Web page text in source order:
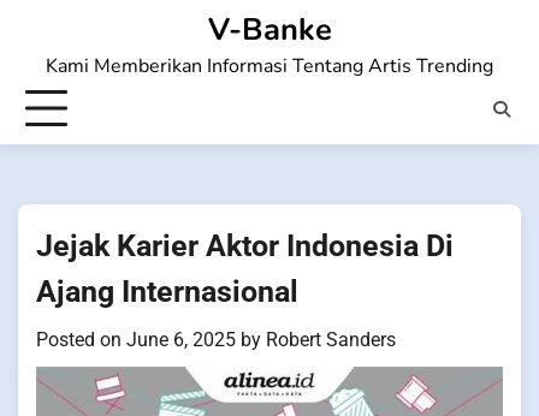
content
V-Banke
Kami Memberikan Informasi Tentang Artis Trending
Jejak Karier Aktor Indonesia Di
Ajang Internasional
Posted on June 6, 2025 by Robert Sanders